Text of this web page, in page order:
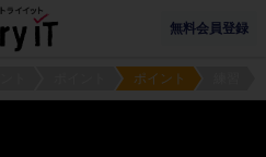
無料会員登録
ポイント